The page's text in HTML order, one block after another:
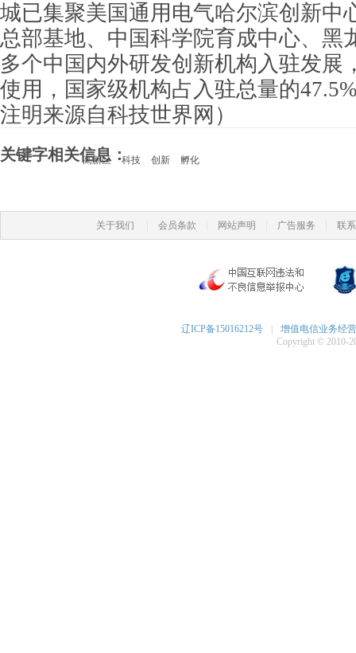
城已集聚美国通用电气哈尔滨创新中
总部基地、中国科学院育成中心、黑
多个中国内外研发创新机构入驻发展
使用，国家级机构占入驻总量的
注明来源自科技世界网）
关键字相关信息：
高新区 科技 创新 孵化
关于我们 会员条款 网站声明 广告服务 联
辽ICP备15016212号
增值电信业务经
Copyright © 2010-